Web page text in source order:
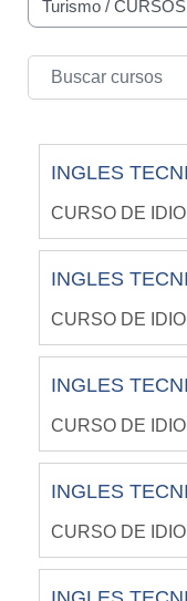
Carreras
Buscar cursos
INGLES
CURSO DE
INGLES
CURSO DE
INGLES
CURSO DE
INGLES
CURSO DE